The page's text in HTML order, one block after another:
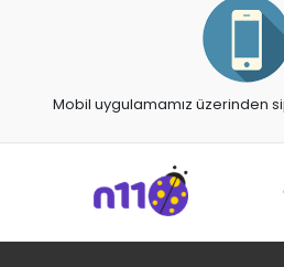
Mobil uygulamamız üzerinden